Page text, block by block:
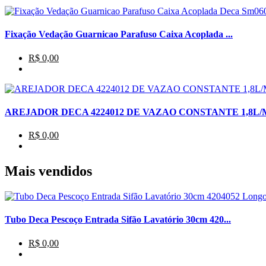
Fixação Vedação Guarnicao Parafuso Caixa Acoplada ...
R$ 0,00
AREJADOR DECA 4224012 DE VAZAO CONSTANTE 1,8L/
R$ 0,00
Mais vendidos
Tubo Deca Pescoço Entrada Sifão Lavatório 30cm 420...
R$ 0,00